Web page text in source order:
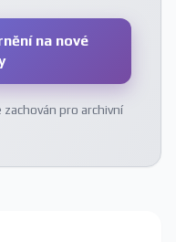
na nové
pro archivní